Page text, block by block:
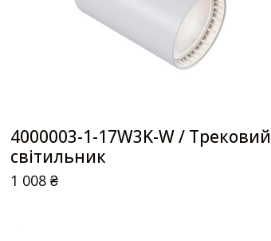
4000003-1-17W3K-W / Трековий
світильник
1 008₴